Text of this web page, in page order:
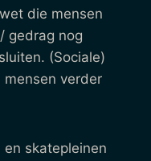
die mensen
gedrag nog
(Sociale)
mensen verder
skatepleinen